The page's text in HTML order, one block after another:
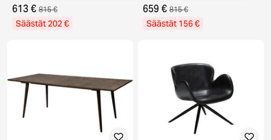
613 € 815 €
Säästät 202 €
659 € 815 €
Säästät 156 €